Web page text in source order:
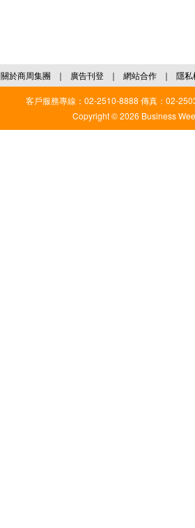
關於商周集團 ｜ 廣告刊登 ｜ 網站合作 ｜ 隱私
客戶服務專線：02-2510-8888 傳真：02-
Copyright © 2026 Business